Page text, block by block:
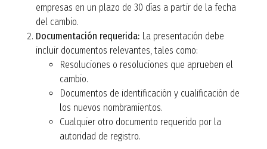
empresas en un plazo de 30 días a partir de la fecha
del cambio.
Documentación requerida: La presentación debe
incluir documentos relevantes, tales como:
Resoluciones o resoluciones que aprueben el
cambio.
Documentos de identificación y cualificación de
los nuevos nombramientos.
Cualquier otro documento requerido por la
autoridad de registro.